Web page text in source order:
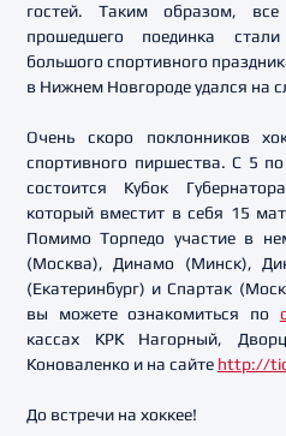
гостей. Таким образом,
прошедшего поединка
большого спортивного
в Нижнем Новгороде удался на
Очень скоро поклонников
спортивного пиршества. С 5
состоится Кубок
который вместит в себя 15
Помимо Торпедо участие в
(Москва), Динамо (Минск),
(Екатеринбург) и Спартак
вы можете ознакомиться по
кассах КРК Нагорный,
Коноваленко и на сайте http://
До встречи на хоккее!